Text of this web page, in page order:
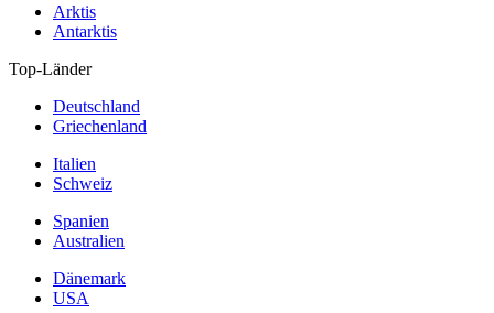
Arktis
Antarktis
Top-Länder
Deutschland
Griechenland
Italien
Schweiz
Spanien
Australien
Dänemark
USA